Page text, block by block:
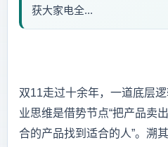
获大家电全...
双11走过十余年，一道底层
业思维是借势节点“把产品卖
合的产品找到适合的人”。溯